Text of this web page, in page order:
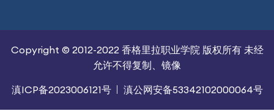
Copyright © 2012-2022 香格里拉职业学院 版权所有 未经
允许不得复制、镜像
滇ICP备2023006121号
滇公网安备53342102000064号